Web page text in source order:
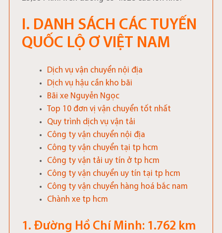
I. DANH SÁCH CÁC TUYẾN
QUỐC LỘ Ơ VIỆT NAM
Dịch vụ vận chuyển nội địa
Dịch vụ hậu cần kho bãi
Bãi xe Nguyễn Ngọc
Top 10 đơn vị vận chuyển tốt nhất
Quy trình dịch vụ vận tải
Công ty vận chuyển nội địa
Công ty vận chuyển tại tp hcm
Công ty vận tải uy tín ở tp hcm
Công ty vận chuyển uy tín tại tp hcm
Công ty vận chuyển hàng hoá bắc nam
Chành xe tp hcm
1. Đường Hồ Chí Minh: 1.762 km